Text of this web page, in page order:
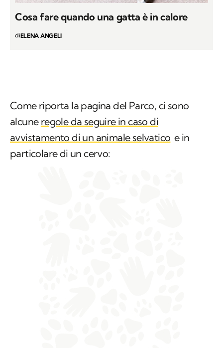
Cosa fare quando una gatta è in calore
diELENA ANGELI
Come riporta la pagina del Parco, ci sono
alcune regole da seguire in caso di
avvistamento di un animale selvatico e in
particolare di un cervo: